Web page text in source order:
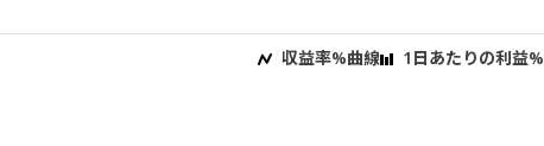
収益率%曲線 1日あたりの利益%